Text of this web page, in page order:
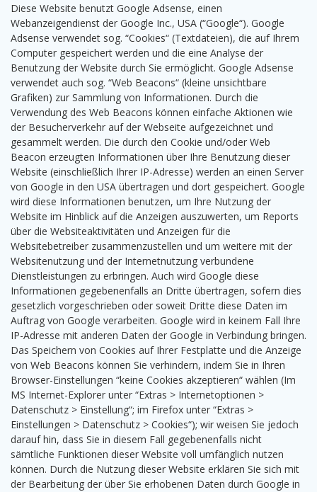
Diese Website benutzt Google Adsense, einen
Webanzeigendienst der Google Inc., USA (“Google“). Google
Adsense verwendet sog. “Cookies“ (Textdateien), die auf Ihrem
Computer gespeichert werden und die eine Analyse der
Benutzung der Website durch Sie ermöglicht. Google Adsense
verwendet auch sog. “Web Beacons“ (kleine unsichtbare
Grafiken) zur Sammlung von Informationen. Durch die
Verwendung des Web Beacons können einfache Aktionen wie
der Besucherverkehr auf der Webseite aufgezeichnet und
gesammelt werden. Die durch den Cookie und/oder Web
Beacon erzeugten Informationen über Ihre Benutzung dieser
Website (einschließlich Ihrer IP-Adresse) werden an einen Server
von Google in den USA übertragen und dort gespeichert. Google
wird diese Informationen benutzen, um Ihre Nutzung der
Website im Hinblick auf die Anzeigen auszuwerten, um Reports
über die Websiteaktivitäten und Anzeigen für die
Websitebetreiber zusammenzustellen und um weitere mit der
Websitenutzung und der Internetnutzung verbundene
Dienstleistungen zu erbringen. Auch wird Google diese
Informationen gegebenenfalls an Dritte übertragen, sofern dies
gesetzlich vorgeschrieben oder soweit Dritte diese Daten im
Auftrag von Google verarbeiten. Google wird in keinem Fall Ihre
IP-Adresse mit anderen Daten der Google in Verbindung bringen.
Das Speichern von Cookies auf Ihrer Festplatte und die Anzeige
von Web Beacons können Sie verhindern, indem Sie in Ihren
Browser-Einstellungen “keine Cookies akzeptieren“ wählen (Im
MS Internet-Explorer unter “Extras > Internetoptionen >
Datenschutz > Einstellung“; im Firefox unter “Extras >
Einstellungen > Datenschutz > Cookies“); wir weisen Sie jedoch
darauf hin, dass Sie in diesem Fall gegebenenfalls nicht
sämtliche Funktionen dieser Website voll umfänglich nutzen
können. Durch die Nutzung dieser Website erklären Sie sich mit
der Bearbeitung der über Sie erhobenen Daten durch Google in